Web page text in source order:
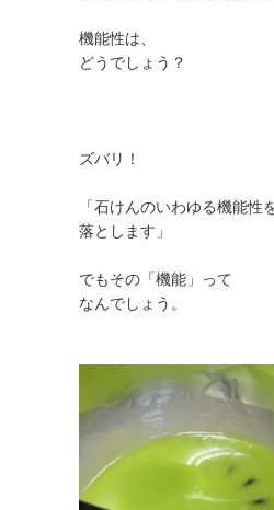
機能性は、
どうでしょう？
ズバリ！
「石けんのいわゆる機能性
落とします」
でもその「機能」って
なんでしょう。